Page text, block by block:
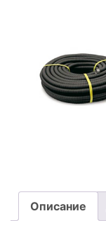
Описание